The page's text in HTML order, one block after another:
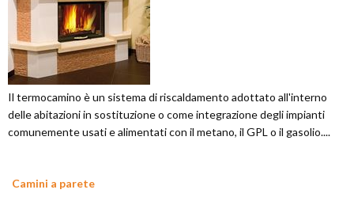
Il termocamino è un sistema di riscaldamento adottato all'interno
delle abitazioni in sostituzione o come integrazione degli impianti
comunemente usati e alimentati con il metano, il GPL o il gasolio....
Camini a parete